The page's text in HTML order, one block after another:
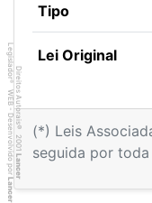
(*) Leis
seguida por
Direitos Autorais
©
2001
Lancer
Legislador
®
WEB - Desenvolvido por
Lancer